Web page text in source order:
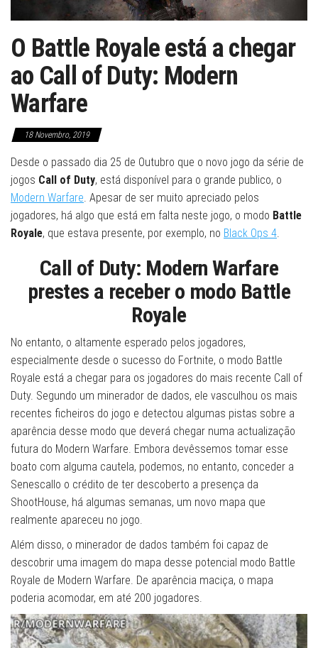
O Battle Royale está a chegar
ao Call of Duty: Modern
Warfare
18 Novembro, 2019
Desde o passado dia 25 de Outubro que o novo jogo da série de
jogos Call of Duty, está disponível para o grande publico, o
Modern Warfare. Apesar de ser muito apreciado pelos
jogadores, há algo que está em falta neste jogo, o modo Battle
Royale, que estava presente, por exemplo, no Black Ops 4.
Call of Duty: Modern Warfare
prestes a receber o modo Battle
Royale
No entanto, o altamente esperado pelos jogadores,
especialmente desde o sucesso do Fortnite, o modo Battle
Royale está a chegar para os jogadores do mais recente Call of
Duty. Segundo um minerador de dados, ele vasculhou os mais
recentes ficheiros do jogo e detectou algumas pistas sobre a
aparência desse modo que deverá chegar numa actualização
futura do Modern Warfare. Embora devêssemos tomar esse
boato com alguma cautela, podemos, no entanto, conceder a
Senescallo o crédito de ter descoberto a presença da
ShootHouse, há algumas semanas, um novo mapa que
realmente apareceu no jogo.
Além disso, o minerador de dados também foi capaz de
descobrir uma imagem do mapa desse potencial modo Battle
Royale de Modern Warfare. De aparência maciça, o mapa
poderia acomodar, em até 200 jogadores.